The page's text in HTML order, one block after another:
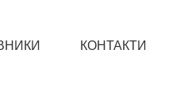
КОНТАКТИ